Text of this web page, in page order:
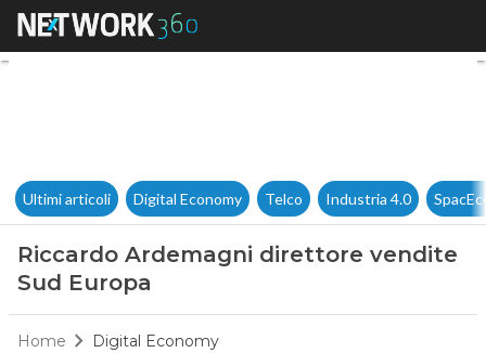
Riccardo Ardemagni
Ultimi articoli Digital Economy Telco Industria 4.0
Riccardo Ardemagni direttore vendite
Sud Europa
Home Digital Economy